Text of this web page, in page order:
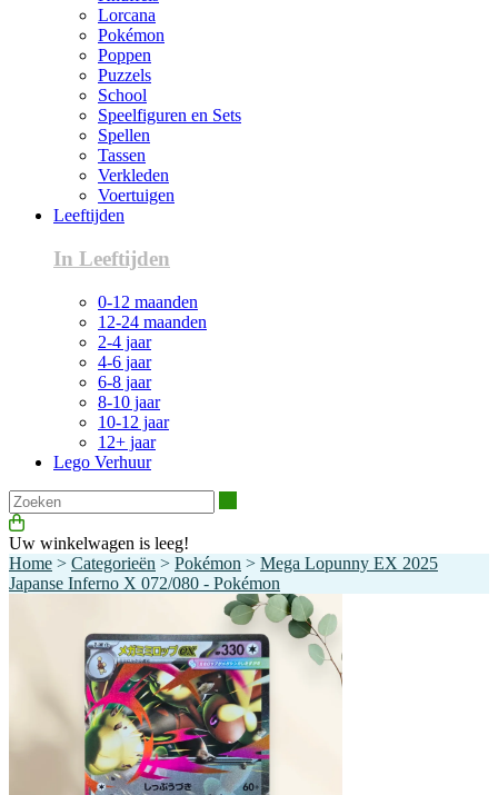
Lorcana
Pokémon
Poppen
Puzzels
School
Speelfiguren en Sets
Spellen
Tassen
Verkleden
Voertuigen
Leeftijden
In Leeftijden
0-12 maanden
12-24 maanden
2-4 jaar
4-6 jaar
6-8 jaar
8-10 jaar
10-12 jaar
12+ jaar
Lego Verhuur
Uw winkelwagen is leeg!
Home > Categorieën > Pokémon > Mega Lopunny EX 2025
Japanse Inferno X 072/080 - Pokémon